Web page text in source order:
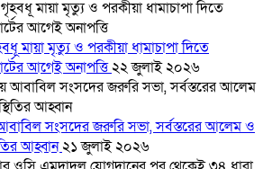
মায়া মৃত্যু ও পরকীয়া ধামাচাপা দিতে
আগেই অনাপত্তি২২ জুলাই ২০২৬
আবাবিল সংসদের জরুরি সভা, সর্বস্তরের আলেম ও
আহ্বান২১ জুলাই ২০২৬